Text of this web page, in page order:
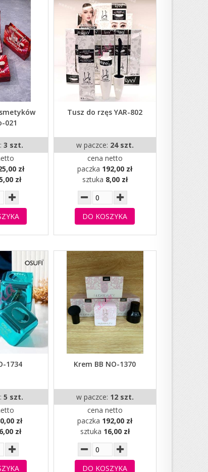
021
3 szt.
zł
zł
Tusz do rzęs YAR-802
w paczce: 24 szt.
cena netto
paczka 192,00 zł
sztuka 8,00 zł
DO KOSZYKA
1734
5 szt.
zł
zł
Krem BB NO-1370
w paczce: 12 szt.
cena netto
paczka 192,00 zł
sztuka 16,00 zł
DO KOSZYKA